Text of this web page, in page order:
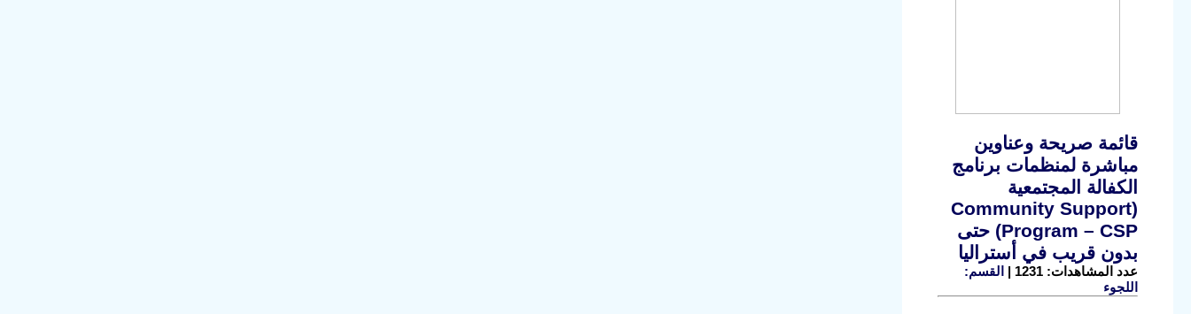
قائمة صريحة وعناوين
مباشرة لمنظمات برنامج
الكفالة المجتمعية
(Community Support
Program – CSP) حتى
بدون قريب في أستراليا
عدد المشاهدات: 1231 |
القسم:
اللجوء